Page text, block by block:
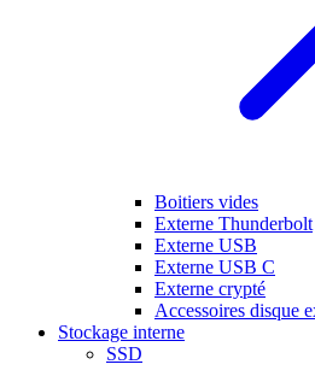
Boitiers vides
Externe Thunderbolt
Externe USB
Externe USB C
Externe crypté
Accessoires disque
Stockage interne
SSD